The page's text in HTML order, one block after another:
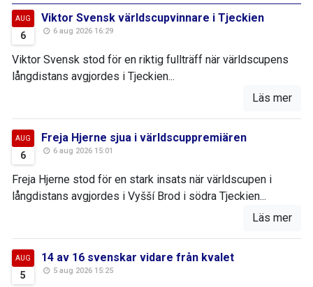
AUG
6
Viktor Svensk världscupvinnare i Tjeckien
6 aug 2026 16:29
Viktor Svensk stod för en riktig fullträff när världscupens
långdistans avgjordes i Tjeckien...
Läs mer
AUG
6
Freja Hjerne sjua i världscuppremiären
6 aug 2026 15:01
Freja Hjerne stod för en stark insats när världscupen i
långdistans avgjordes i Vyšší Brod i södra Tjeckien...
Läs mer
AUG
5
14 av 16 svenskar vidare från kvalet
5 aug 2026 15:25